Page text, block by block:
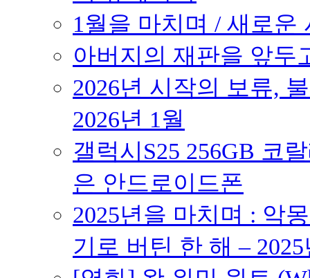
1월을 마치며 / 새로운
아버지의 재판을 앞두
2026년 시작의 보류,
2026년 1월
갤럭시S25 256GB 코
은 안드로이드폰
2025년을 마치며 : 악
기로 버틴 한 해 –